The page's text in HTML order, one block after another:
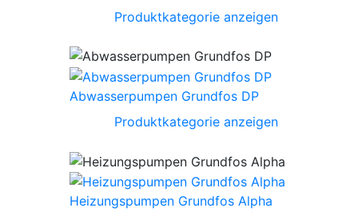
Produktkategorie anzeigen
Abwasserpumpen Grundfos DP
Produktkategorie anzeigen
Heizungspumpen Grundfos Alpha